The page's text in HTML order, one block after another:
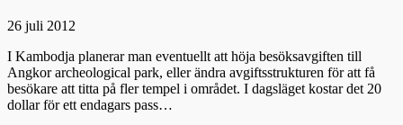
26 juli 2012
I Kambodja planerar man eventuellt att höja besöksavgiften till
Angkor archeological park, eller ändra avgiftsstrukturen för att få
besökare att titta på fler tempel i området. I dagsläget kostar det 20
dollar för ett endagars pass…